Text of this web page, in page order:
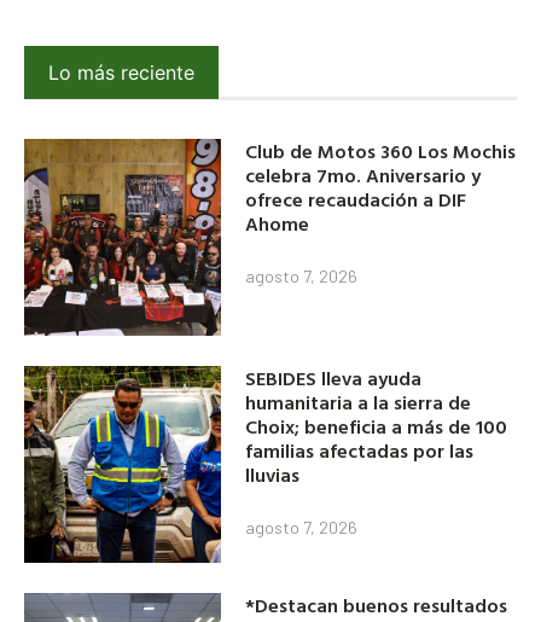
Lo más reciente
Club de Motos 360 Los Mochis
celebra 7mo. Aniversario y
ofrece recaudación a DIF
Ahome
agosto 7, 2026
SEBIDES lleva ayuda
humanitaria a la sierra de
Choix; beneficia a más de 100
familias afectadas por las
lluvias
agosto 7, 2026
*Destacan buenos resultados